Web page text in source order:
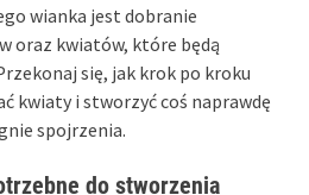
wianka jest dobranie
oraz kwiatów, które będą
się, jak krok po kroku
kwiaty i stworzyć coś naprawdę
spojrzenia.
do stworzenia